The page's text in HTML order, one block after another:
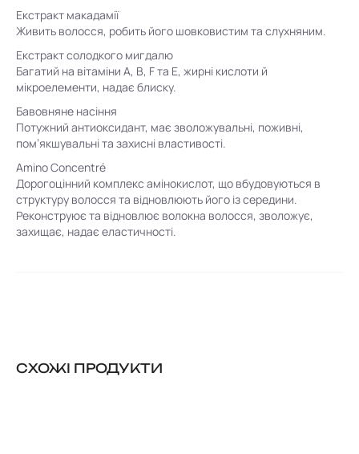
Екстракт макадамії
Живить волосся, робить його шовковистим та слухняним.
Екстракт солодкого мигдалю
Багатий на вітаміни А, В, F та E, жирні кислоти й
мікроелементи, надає блиску.
Бавовняне насіння
Потужний антиоксидант, має зволожувальні, поживні,
пом’якшувальні та захисні властивості.
Amino Concentré
Дорогоцінний комплекс амінокислот, що вбудовуються в
структуру волосся та відновлюють його із середини.
Реконструює та відновлює волокна волосся, зволожує,
захищає, надає еластичності.
CХОЖІ ПРОДУКТИ